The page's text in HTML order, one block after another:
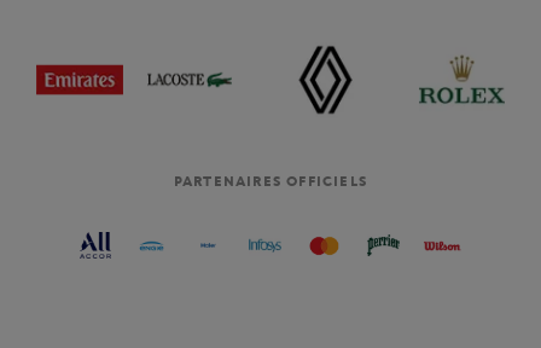
PARTENAIRES OFFICIELS